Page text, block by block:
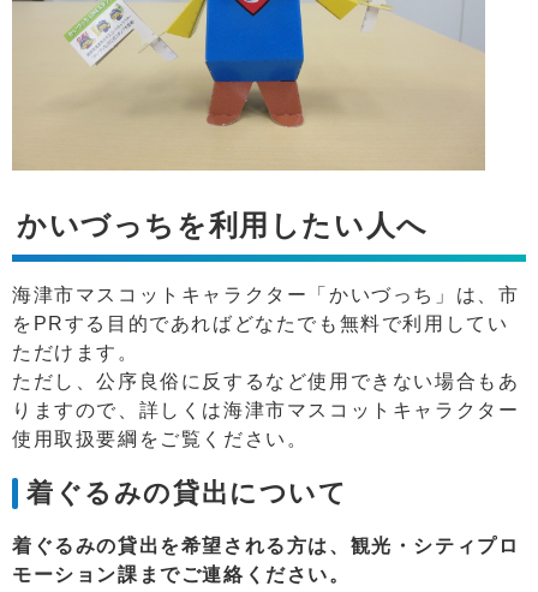
かいづっちを利用したい人へ
海津市マスコットキャラクター「かいづっち」は、市
をPRする目的であればどなたでも無料で利用してい
ただけます。
ただし、公序良俗に反するなど使用できない場合もあ
りますので、詳しくは海津市マスコットキャラクター
使用取扱要綱をご覧ください。
着ぐるみの貸出について
着ぐるみの貸出を希望される方は、観光・シティプロ
モーション課までご連絡ください。